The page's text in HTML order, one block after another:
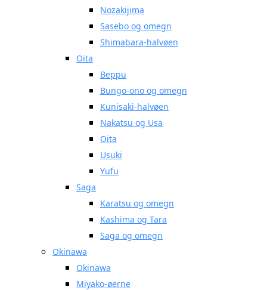
Nozakijima
Sasebo og omegn
Shimabara-halvøen
Oita
Beppu
Bungo-ono og omegn
Kunisaki-halvøen
Nakatsu og Usa
Oita
Usuki
Yufu
Saga
Karatsu og omegn
Kashima og Tara
Saga og omegn
Okinawa
Okinawa
Miyako-øerne